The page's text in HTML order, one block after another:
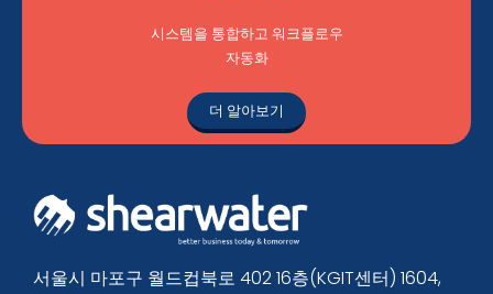
시스템을 통합하고 워크플로우
자동화
더 알아보기
서울시 마포구 월드컵북로 402 16층(KGIT센터) 1604,